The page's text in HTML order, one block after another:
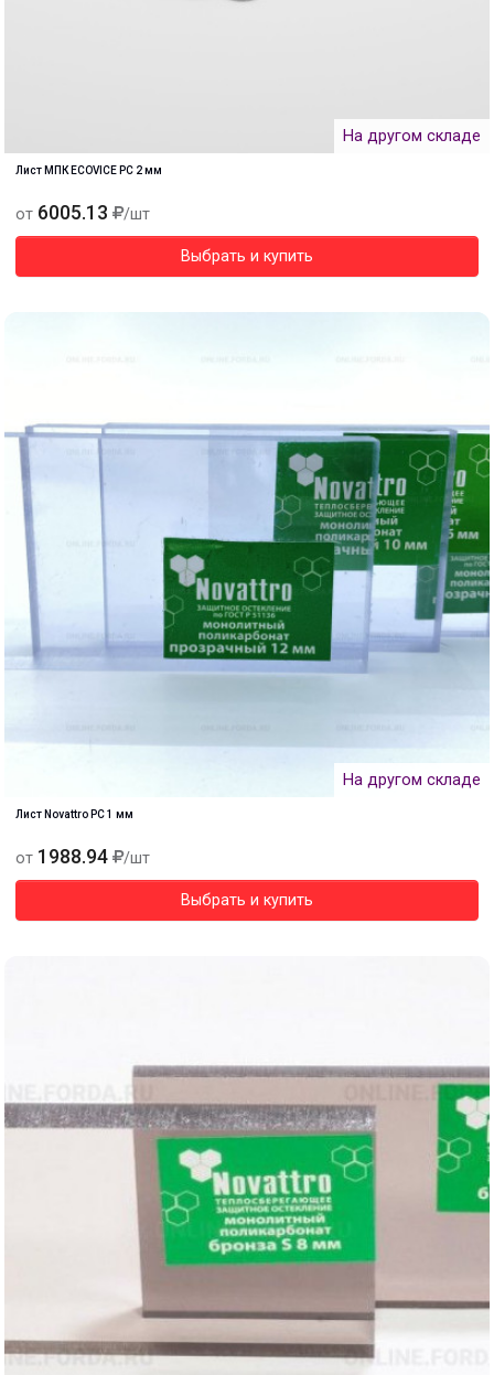
На другом складе
Лист МПК ECOVICE PC 2 мм
от 6005.13 /шт
Выбрать и купить
На другом складе
Лист Novattro PC 1 мм
от 1988.94 /шт
Выбрать и купить